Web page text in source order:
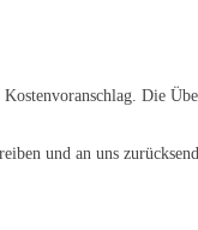
Die
und an uns